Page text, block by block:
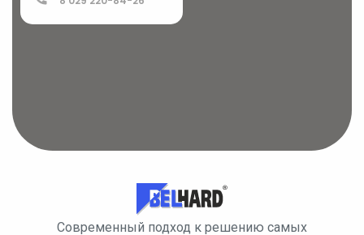
Cовременный подход к решению самых